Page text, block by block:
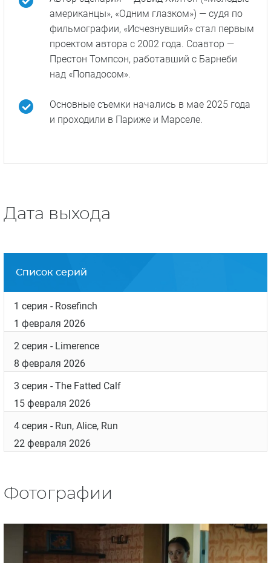
американцы», «Одним глазком») — судя по
фильмографии, «Исчезнувший» стал первым
проектом автора с 2002 года. Соавтор —
Престон Томпсон, работавший с Барнеби
над «Попадосом».
Основные съемки начались в мае 2025 года
и проходили в Париже и Марселе.
Дата выхода
Список серий
1 серия - Rosefinch
1 февраля 2026
2 серия - Limerence
8 февраля 2026
3 серия - The Fatted Calf
15 февраля 2026
4 серия - Run, Alice, Run
22 февраля 2026
Фотографии